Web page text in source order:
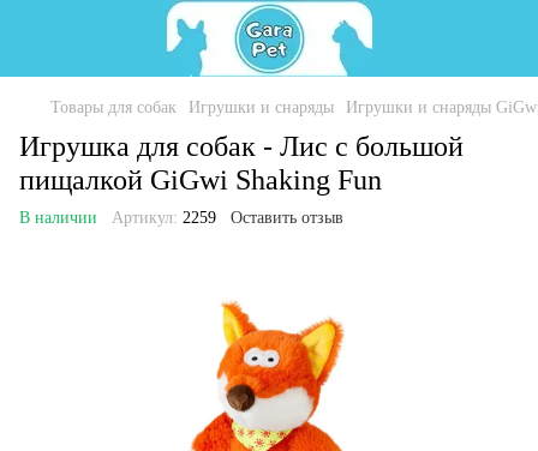
Товары для собак Игрушки и снаряды Игрушки и снаряды
Игрушка для собак - Лис с большой
пищалкой GiGwi Shaking Fun
В наличии Артикул: 2259 Оставить отзыв